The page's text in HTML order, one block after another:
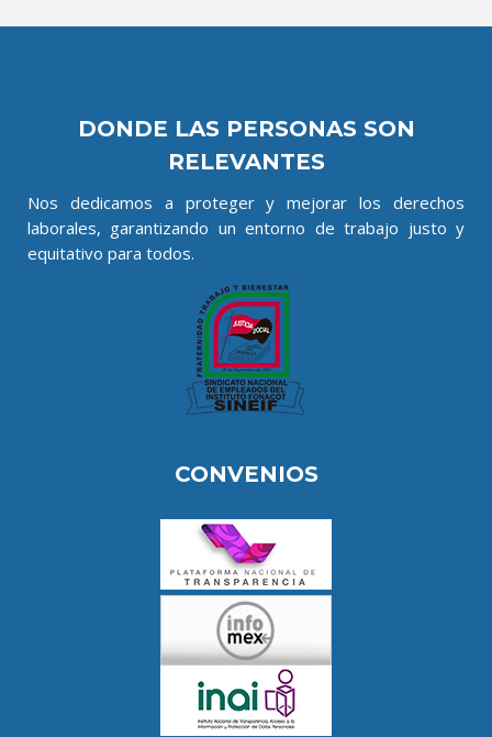
DONDE LAS PERSONAS SON
RELEVANTES
Nos dedicamos a proteger y mejorar los derechos
laborales, garantizando un entorno de trabajo justo y
equitativo para todos.
CONVENIOS